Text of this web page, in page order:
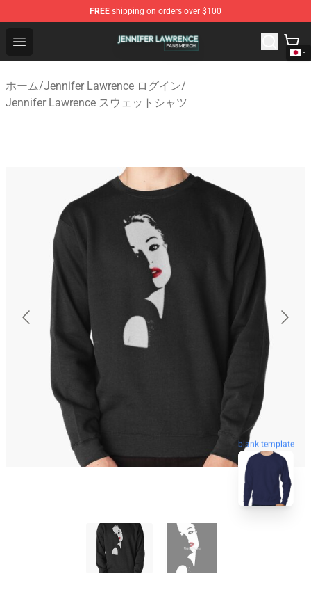
FREE shipping on orders over $100
Open menu
Jennifer Lawrence Shop - Official Jennifer Lawrence
ホーム/Jennifer Lawrence ログイン/
Jennifer Lawrence スウェットシャツ
blank template